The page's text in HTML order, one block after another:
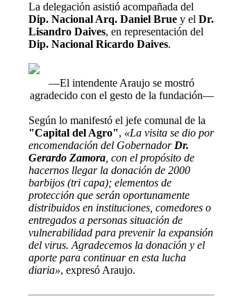
La delegación asistió acompañada del
Dip. Nacional Arq. Daniel Brue y elDr.
Lisandro Daives, en representación del
Dip. Nacional Ricardo Daives.
—El intendente Araujo se mostró
agradecido con el gesto de la fundación—
Según lo manifestó el jefe comunal de la
"Capital del Agro", «La visita se dio por
encomendación del Gobernador Dr.
Gerardo Zamora , con el propósito de
hacernos llegar la donación de 2000
barbijos (tri capa); elementos de
protección que serán oportunamente
distribuidos en instituciones, comedores o
entregados a personas situación de
vulnerabilidad para prevenir la expansión
del virus. Agradecemos la donación y el
aporte para continuar en esta lucha
diaria», expresó Araujo.